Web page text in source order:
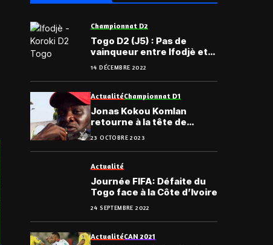
Championnat D2
Togo D2 (J5) : Pas de
vainqueur entre Ifodjè et
Koroki Métété
14 DÉCEMBRE 2022
ActualitéChampionnat D1
Jonas Kokou Komlan
retourne à la tête de
l’ASCK
23 OCTOBRE 2023
Actualité
Journée FIFA: Défaite du
Togo face à la Côte d’Ivoire
24 SEPTEMBRE 2022
ActualitéCAN 2021